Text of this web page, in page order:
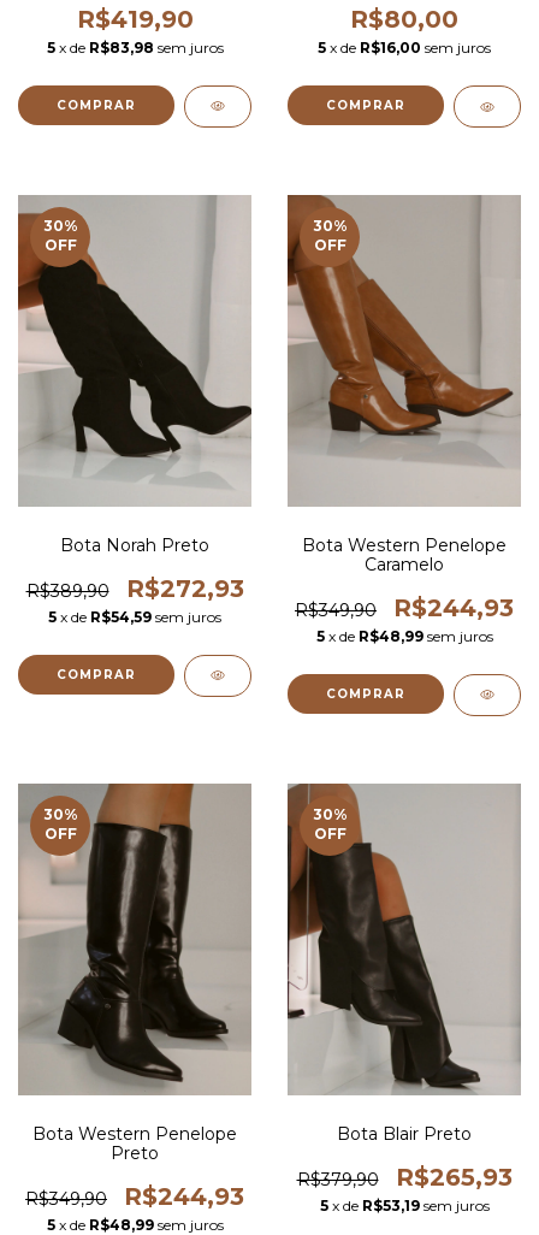
R$419,90
5 x de R$83,98 sem juros
R$80,00
5 x de R$16,00 sem juros
COMPRAR
30%
OFF
Bota Norah Preto
R$389,90 R$272,93
5 x de R$54,59 sem juros
COMPRAR
30%
OFF
Bota Western Penelope
Caramelo
R$349,90 R$244,93
5 x de R$48,99 sem juros
COMPRAR
30%
OFF
Bota Western Penelope
Preto
R$349,90 R$244,93
5 x de R$48,99 sem juros
30%
OFF
Bota Blair Preto
R$379,90 R$265,93
5 x de R$53,19 sem juros